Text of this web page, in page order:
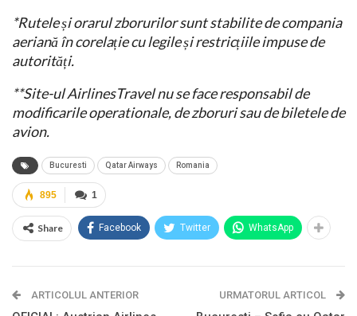
*Rutele și orarul zborurilor sunt stabilite de compania
aeriană în corelație cu legile și restricțiile impuse de
autorități.
**Site-ul AirlinesTravel nu se face responsabil de
modificarile operationale, de zboruri sau de biletele de
avion.
Bucuresti Qatar Airways Romania
1
895
Share Facebook Twitter WhatsApp
ARTICOLUL ANTERIOR URMATORUL ARTICOL